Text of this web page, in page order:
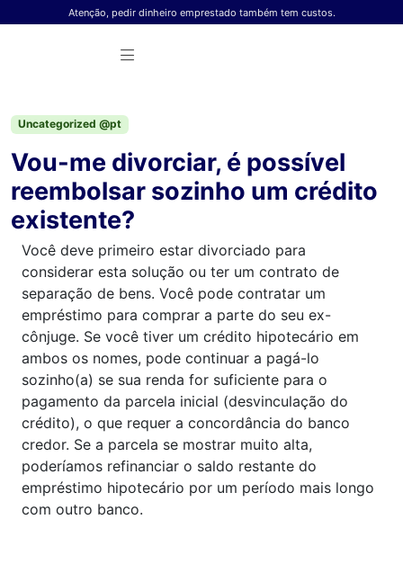
Skip to contentAtenção, pedir dinheiro emprestado também tem custos.
Uncategorized @pt
Vou-me divorciar, é possível
reembolsar sozinho um crédito
existente?
Você deve primeiro estar divorciado para
considerar esta solução ou ter um contrato de
separação de bens. Você pode contratar um
empréstimo para comprar a parte do seu ex-
cônjuge. Se você tiver um crédito hipotecário em
ambos os nomes, pode continuar a pagá-lo
sozinho(a) se sua renda for suficiente para o
pagamento da parcela inicial (desvinculação do
crédito), o que requer a concordância do banco
credor. Se a parcela se mostrar muito alta,
poderíamos refinanciar o saldo restante do
empréstimo hipotecário por um período mais longo
com outro banco.